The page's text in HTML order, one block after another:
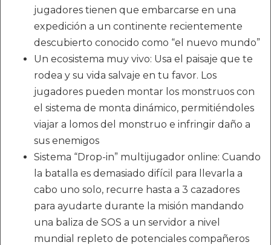
jugadores tienen que embarcarse en una
expedición a un continente recientemente
descubierto conocido como “el nuevo mundo”
Un ecosistema muy vivo: Usa el paisaje que te
rodea y su vida salvaje en tu favor. Los
jugadores pueden montar los monstruos con
el sistema de monta dinámico, permitiéndoles
viajar a lomos del monstruo e infringir daño a
sus enemigos
Sistema “Drop-in” multijugador online: Cuando
la batalla es demasiado difícil para llevarla a
cabo uno solo, recurre hasta a 3 cazadores
para ayudarte durante la misión mandando
una baliza de SOS a un servidor a nivel
mundial repleto de potenciales compañeros